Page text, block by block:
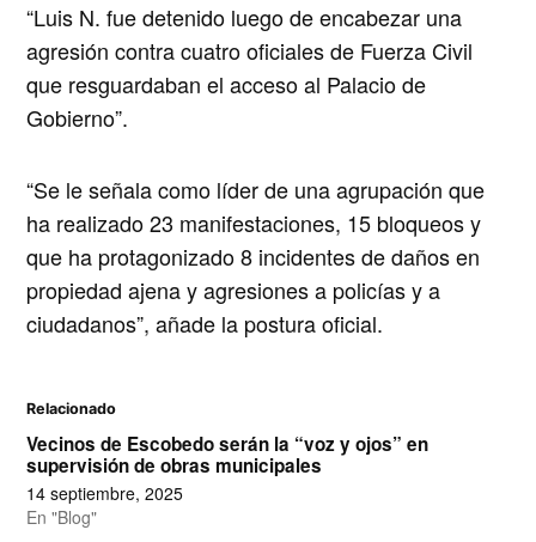
“Luis N. fue detenido luego de encabezar una
agresión contra cuatro oficiales de Fuerza Civil
que resguardaban el acceso al Palacio de
Gobierno”.
“Se le señala como líder de una agrupación que
ha realizado 23 manifestaciones, 15 bloqueos y
que ha protagonizado 8 incidentes de daños en
propiedad ajena y agresiones a policías y a
ciudadanos”, añade la postura oficial.
Relacionado
Vecinos de Escobedo serán la “voz y ojos” en
supervisión de obras municipales
14 septiembre, 2025
En "Blog"